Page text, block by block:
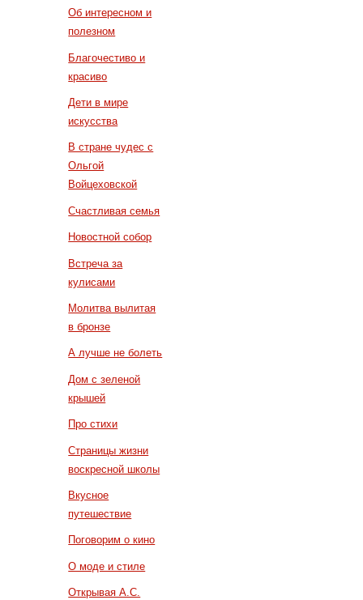
Об интересном и
полезном
Благочестиво и
красиво
Дети в мире
искусства
В стране чудес с
Ольгой
Войцеховской
Счастливая семья
Новостной собор
Встреча за
кулисами
Молитва вылитая
в бронзе
А лучше не болеть
Дом с зеленой
крышей
Про стихи
Страницы жизни
воскресной школы
Вкусное
путешествие
Поговорим о кино
О моде и стиле
Открывая А.С.